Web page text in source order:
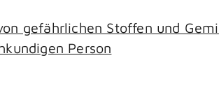
gefährlichen Stoffen und
Person